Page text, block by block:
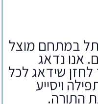
במתחם מוצל
אנו נדאג
שידאג לכל
ויסייע
התורה.